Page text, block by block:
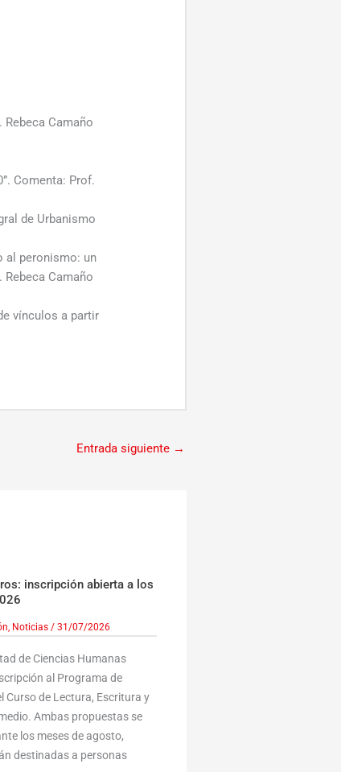
Rebeca Camaño
Comenta: Prof.
de Urbanismo
al peronismo: un
Camaño
vínculos a partir
Entrada siguiente →
inscripción abierta a los
Noticias/ 31/07/2026
de Ciencias Humanas
al Programa de
Curso de Lectura, Escritura y
Ambas propuestas se
los meses de agosto,
destinadas a personas